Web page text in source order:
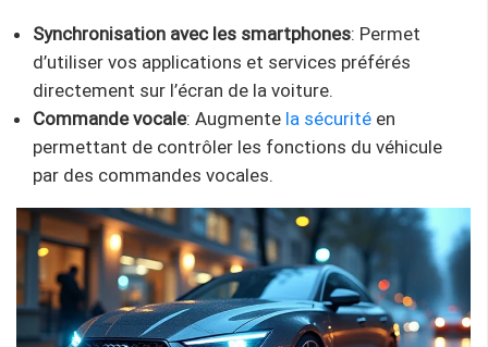
Synchronisation avec les smartphones: Permet
d’utiliser vos applications et services préférés
directement sur l’écran de la voiture.
Commande vocale: Augmente la sécurité en
permettant de contrôler les fonctions du véhicule
par des commandes vocales.